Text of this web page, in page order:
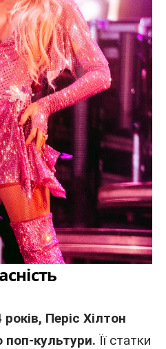
років, Періс Хілтон
поп-культури. Її статки